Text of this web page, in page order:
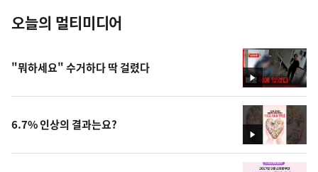
오늘의 멀티미디어
영
상
"뭐하세요" 수거하다 딱 걸렸다
영
상
6.7% 인상의 결과는요?